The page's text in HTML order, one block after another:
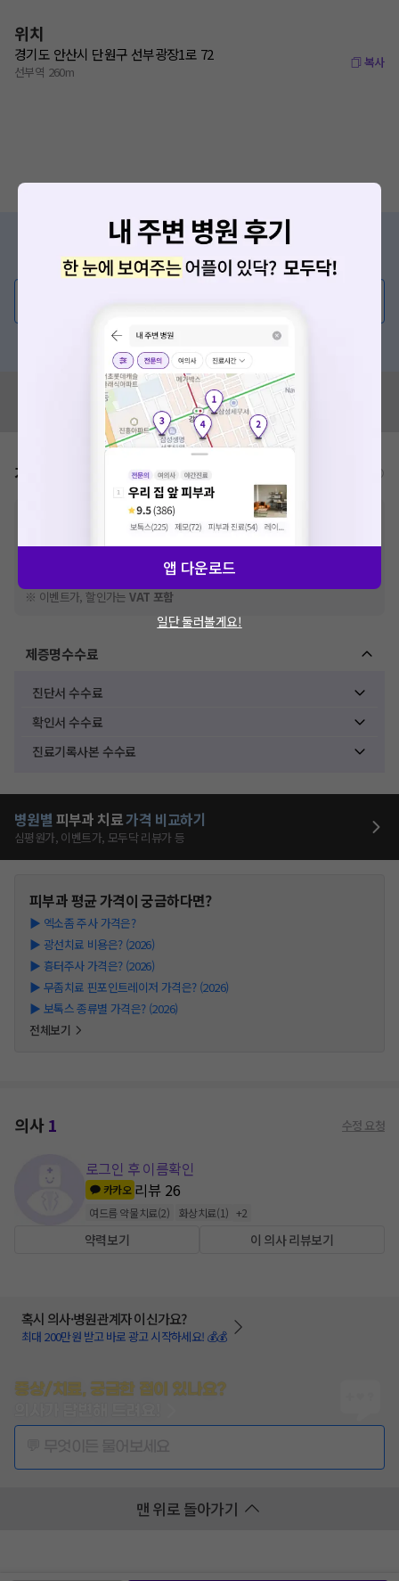
위치
경기도 안산시 단원구 선부광장1로 72
선부역 260m
복사
증상/치료, 궁금한 점이 있나요?
의사가 직접 답해드려요!
혹은, 의료상담 서비스에 다양한 게시글 보러가기
혹시 잘못된 병원정보가 있나요?
모두닥 팀에 알려주세요!
가격표
비급여 항목의 경우,추가비용 등으로 실제 가격과 상이할 수 있으니, 정확
한 가격은 해당 의료기관에 직접 문의해주세요.
※급여 항목의 경우,건강보험심사평가원에 고지되어 있는 급여 진료 기준 가
격입니다. (진료와 연관된 복합적인 비용이 추가되어, 병원마다 금액이 다르게
산정될 수 있는 점 참고 바랍니다.)
※ 이벤트가, 할인가는VAT 포함
제증명수수료
진단서 수수료
확인서 수수료
진료기록사본 수수료
병원별 피부과 치료가격 비교하기
심평원가, 이벤트가, 모두닥 리뷰가 등
피부과평균 가격이 궁금하다면?
▶ 엑소좀 주사 가격은?
▶ 광선치료 비용은? (2026)
▶ 흉터주사 가격은? (2026)
▶ 무좀치료 핀포인트레이저 가격은? (2026)
▶ 보톡스 종류별 가격은? (2026)
전체보기
의사1 수정 요청
로그인 후 이름확인
카카오 리뷰 26
여드름 약물치료(2) 화상치료(1) +2
약력보기 이 의사 리뷰보기
혹시 의사·병원관계자 이신가요?
최대 200만원 받고 바로 광고 시작하세요! 💰💰
증상/치료, 궁금한 점이 있나요?
맨 위로 돌아가기
앱 다운로드
일단 둘러볼게요!